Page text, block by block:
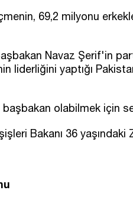
69,2 milyonu
Navaz Şerif'in
liderliğini yaptığı
olabilmek için
Bakanı 36 yaşındaki